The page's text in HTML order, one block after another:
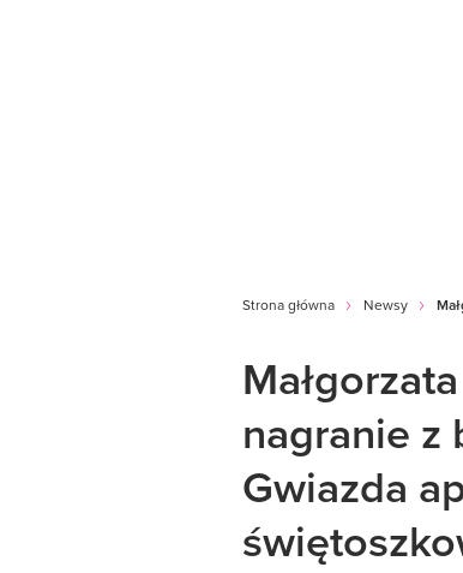
Strona główna Newsy
nagranie z
Gwiazda